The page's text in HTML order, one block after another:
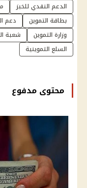
الدعم النقدي للخبز
بطاقة التموين
دعم
وزارة التموين
شعبة
السلع التموينية
محتوى مدفوع